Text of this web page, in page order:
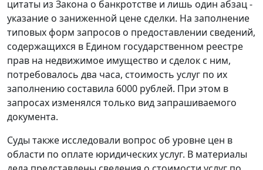
цитаты из Закона о банкротстве и лишь один абзац -
указание о заниженной цене сделки. На заполнение
типовых форм запросов о предоставлении сведений,
содержащихся в Едином государственном реестре
прав на недвижимое имущество и сделок с ним,
потребовалось два часа, стоимость услуг по их
заполнению составила 6000 рублей. При этом в
запросах изменялся только вид запрашиваемого
документа.
Суды также исследовали вопрос об уровне цен в
области по оплате юридических услуг. В материалы